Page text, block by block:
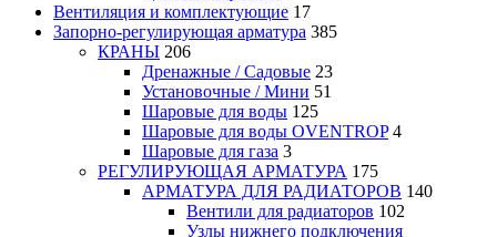
Вентиляция и комплектующие 17
Запорно-регулирующая арматура 385
КРАНЫ 206
Дренажные / Садовые 23
Установочные / Мини 51
Шаровые для воды 125
Шаровые для воды OVENTROP 4
Шаровые для газа 3
РЕГУЛИРУЮЩАЯ АРМАТУРА 175
АРМАТУРА ДЛЯ РАДИАТОРОВ 140
Вентили для радиаторов 102
Узлы нижнего подключения